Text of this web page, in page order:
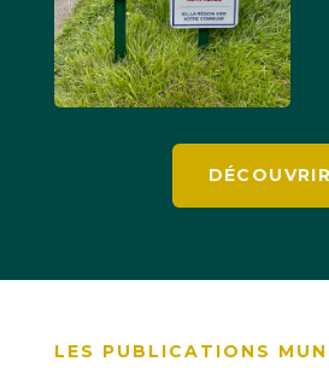
DÉCOUVRIR
LES PUBLICATIONS